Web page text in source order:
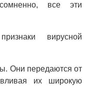
все эти
вирусной
Они передаются от
их широкую